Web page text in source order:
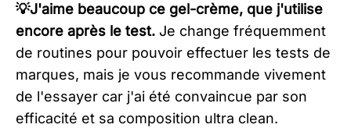
💡J'aime beaucoup ce gel-crème, que j'utilise
encore après le test. Je change fréquemment
de routines pour pouvoir effectuer les tests de
marques, mais je vous recommande vivement
de l'essayer car j'ai été convaincue par son
efficacité et sa composition ultra clean.